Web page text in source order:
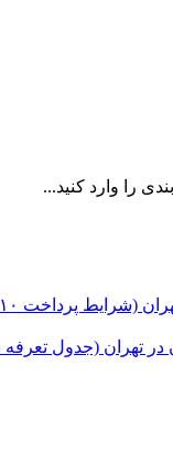
را وارد کنید...
پرداخت ۱۰ تا ۱۴ ماهه)
تهران (جدول تعرفه‌ ۱۴۰۵)